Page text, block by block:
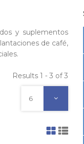
y suplementos
de café,
Results 1 - 3 of 3
6